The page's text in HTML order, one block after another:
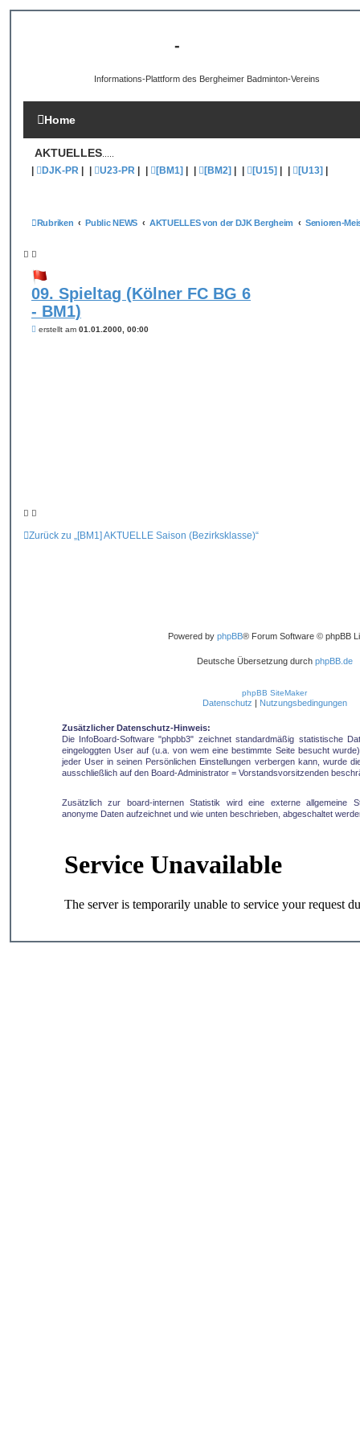
-
Informations-Plattform des Bergheimer Badminton-Vereins
Home
AKTUELLES
| DJK-PR | | U23-PR | | [BM1] | | [BM2] | | [U15] | | [U13] |
Rubriken Public NEWS AKTUELLES von der DJK Bergheim
09. Spieltag (Kölner FC BG 6
- BM1)
Berstellt am 01.01.2000, 00:00
Zurück zu „[BM1] AKTUELLE Saison (Bezirksklasse)“
Powered by phpBB® Forum Software © phpBB
Deutsche Übersetzung durch phpBB.de
phpBB SiteMaker
Datenschutz | Nutzungsbedingungen
Zusätzlicher Datenschutz-Hinweis:
Die InfoBoard-Software "phpbb3" zeichnet standardmäßig statistische
eingeloggten User auf (u.a. von wem eine bestimmte Seite besucht
jeder User in seinen Persönlichen Einstellungen verbergen kann, wurde
ausschließlich auf den Board-Administrator = Vorstandsvorsitzenden
Zusätzlich zur board-internen Statistik wird eine externe allgemeine
anonyme Daten aufzeichnet und wie unten beschrieben, abgeschaltet